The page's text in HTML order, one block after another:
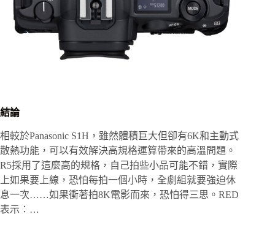
結論
相較於Panasonic S1H，雖然體積巨大但卻有6K和主動式
散熱功能，可以有效解決高規格運算帶來的高溫問題。
R5採用了這麼高的規格，自己拍些小品可能不錯，實際
上如果要上線，恐怕每拍一個小時，全劇組就要強迫休
息一次……如果衝著拍8K電影而來，恐怕得三思。RED
表示：…